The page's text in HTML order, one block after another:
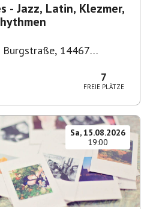
- Jazz, Latin, Klezmer,
Burgstraße, 14467
7
FREIE PLÄTZE
Sa, 15.08.2026
19:00